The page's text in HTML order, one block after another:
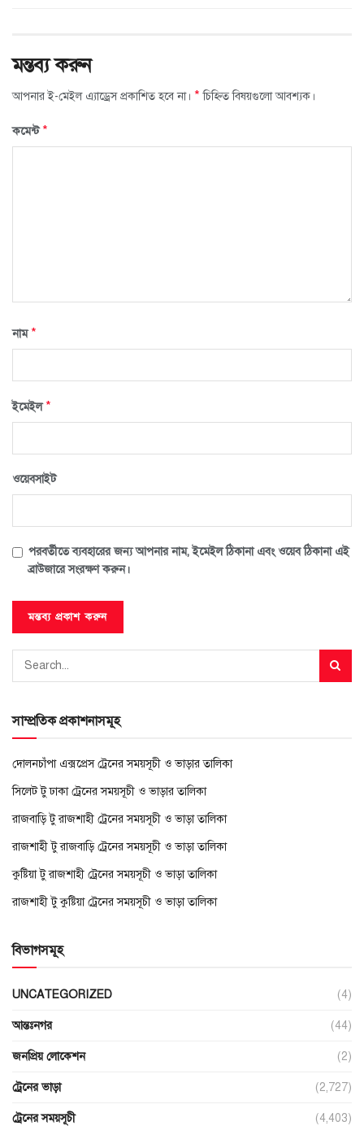
মন্তব্য করুন
আপনার ই-মেইল এ্যাড্রেস প্রকাশিত হবে না। * চিহ্নিত বিষয়গুলো আবশ্যক।
কমেন্ট*
নাম*
ইমেইল*
ওয়েবসাইট
পরবর্তীতে ব্যবহারের জন্য আপনার নাম, ইমেইল ঠিকানা এবং ওয়েব ঠিকানা এই
ব্রাউজারে সংরক্ষণ করুন।
সাম্প্রতিক প্রকাশনাসমূহ
দোলনচাঁপা এক্সপ্রেস ট্রেনের সময়সূচী ও ভাড়ার তালিকা
সিলেট টু ঢাকা ট্রেনের সময়সূচী ও ভাড়ার তালিকা
রাজবাড়ি টু রাজশাহী ট্রেনের সময়সূচী ও ভাড়া তালিকা
রাজশাহী টু রাজবাড়ি ট্রেনের সময়সূচী ও ভাড়া তালিকা
কুষ্টিয়া টু রাজশাহী ট্রেনের সময়সূচী ও ভাড়া তালিকা
রাজশাহী টু কুষ্টিয়া ট্রেনের সময়সূচী ও ভাড়া তালিকা
বিভাগসমূহ
UNCATEGORIZED (4)
আন্তঃনগর (44)
জনপ্রিয় লোকেশন (2)
ট্রেনের ভাড়া (2,727)
ট্রেনের সময়সূচী (4,403)